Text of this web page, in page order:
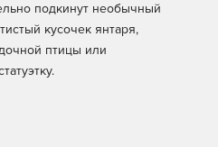
подкинут необычный
кусочек янтаря,
птицы или